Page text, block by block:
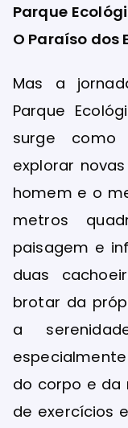
Parque
O Paraíso dos
Mas a
Parque
surge
explorar
homem e o
metros
paisagem e
duas
brotar da
a
do corpo e da
de exercícios